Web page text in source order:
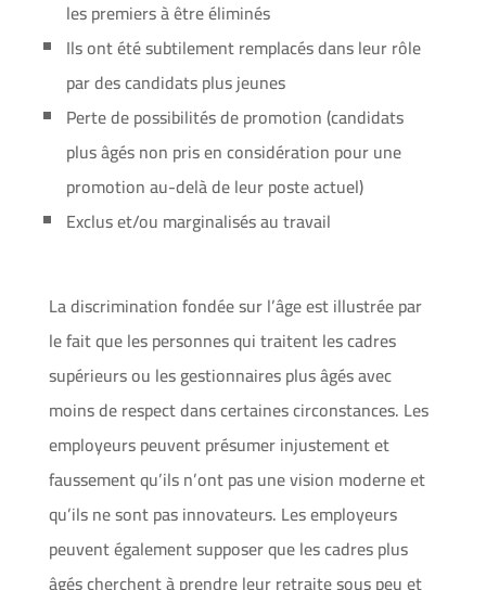
les premiers à être éliminés
Ils ont été subtilement remplacés dans leur rôle
par des candidats plus jeunes
Perte de possibilités de promotion (candidats
plus âgés non pris en considération pour une
promotion au-delà de leur poste actuel)
Exclus et/ou marginalisés au travail
La discrimination fondée sur l’âge est illustrée par
le fait que les personnes qui traitent les cadres
supérieurs ou les gestionnaires plus âgés avec
moins de respect dans certaines circonstances. Les
employeurs peuvent présumer injustement et
faussement qu’ils n’ont pas une vision moderne et
qu’ils ne sont pas innovateurs. Les employeurs
peuvent également supposer que les cadres plus
âgés cherchent à prendre leur retraite sous peu et